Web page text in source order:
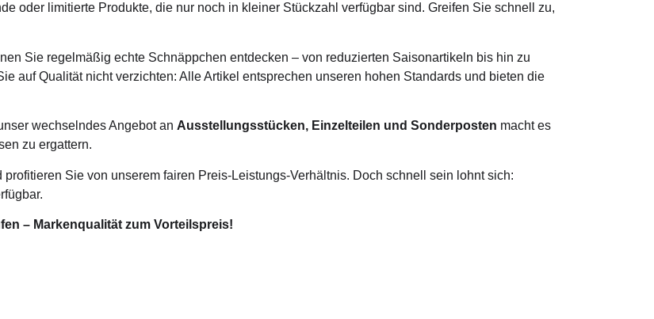
oder limitierte Produkte, die nur noch in kleiner Stückzahl verfügbar sind. Greifen Sie schnell zu,
Sie regelmäßig echte Schnäppchen entdecken – von reduzierten Saisonartikeln bis hin zu
auf Qualität nicht verzichten: Alle Artikel entsprechen unseren hohen Standards und bieten die
wechselndes Angebot an Ausstellungsstücken, Einzelteilen und Sonderposten macht es
zu ergattern.
Sie von unserem fairen Preis-Leistungs-Verhältnis. Doch schnell sein lohnt sich:
– Markenqualität zum Vorteilspreis!